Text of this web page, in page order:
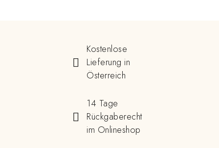
Kostenlose
Lieferung in
Österreich
14 Tage
Rückgaberecht
im Onlineshop